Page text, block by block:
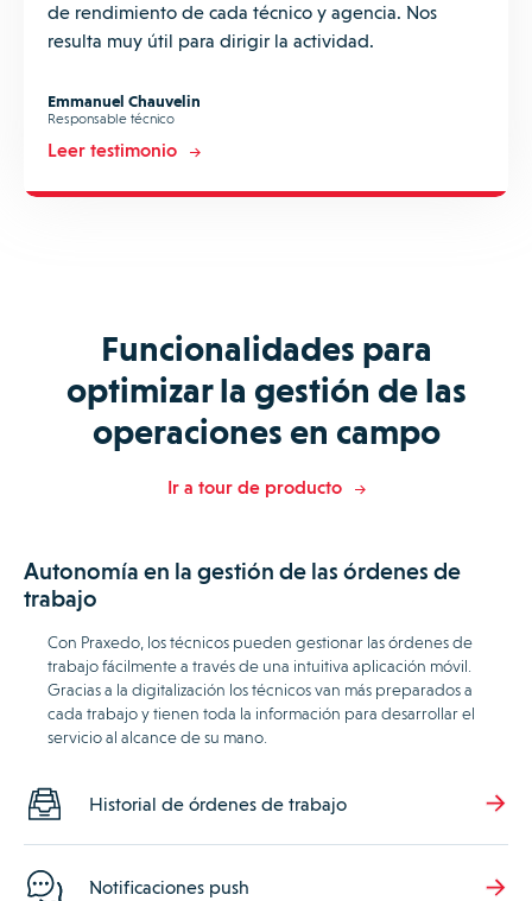
de rendimiento de cada técnico y agencia. Nos
resulta muy útil para dirigir la actividad.
Emmanuel Chauvelin
Responsable técnico
Leer testimonio
Funcionalidades para
optimizar la gestión de las
operaciones en campo
Ir a tour de producto
Autonomía en la gestión de las órdenes de
trabajo
Con Praxedo, los técnicos pueden gestionar las órdenes de
trabajo fácilmente a través de una intuitiva aplicación móvil.
Gracias a la digitalización los técnicos van más preparados a
cada trabajo y tienen toda la información para desarrollar el
servicio al alcance de su mano.
Historial de órdenes de trabajo
Notificaciones push